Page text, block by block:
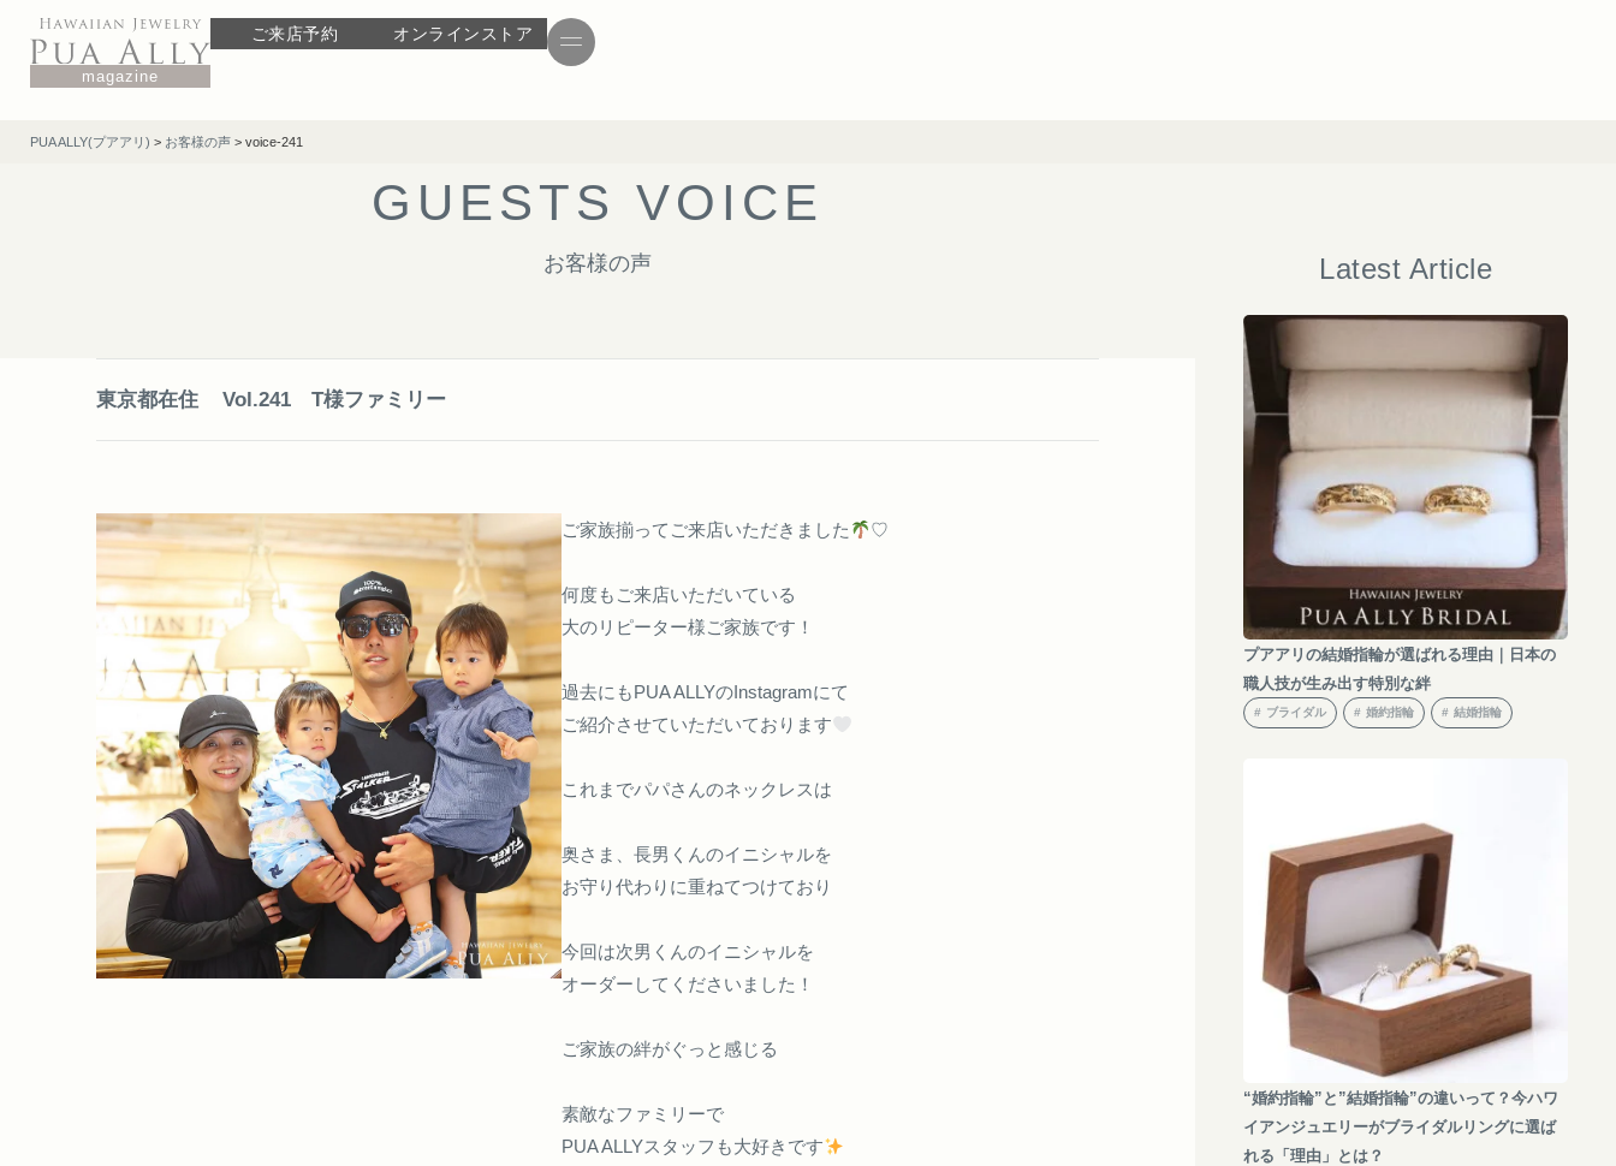
magazine
ご来店予約 オンラインストア
PUA ALLY(プアアリ) > お客様の声 > voice-241
G U ESTS VO I CE
お客様の声
東京都在住 Vol.241 T様ファミリー
ご家族揃ってご来店いただきました ♡
何度もご来店いただいている
大のリピーター様ご家族です！
過去にもPUA ALLYのInstagramにて
ご紹介させていただいております
これまでパパさんのネックレスは
奥さま、長男くんのイニシャルを
お守り代わりに重ねてつけており
今回は次男くんのイニシャルを
オーダーしてくださいました！
ご家族の絆がぐっと感じる
素敵なファミリーで
PUA ALLYスタッフも大好きです
Latest Article
プアアリの結婚指輪が選ばれる理由｜日本の
職人技が生み出す特別な絆
ブライダル 婚約指輪 結婚指輪
“婚約指輪”と”結婚指輪”の違いって？今ハワ
イアンジュエリーがブライダルリングに選ば
れる「理由」とは？